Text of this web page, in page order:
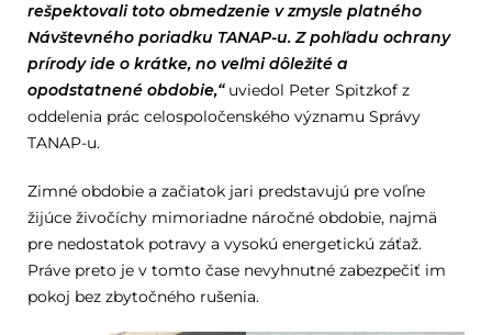
rešpektovali toto obmedzenie v zmysle platného
Návštevného poriadku TANAP-u. Z pohľadu ochrany
prírody ide o krátke, no veľmi dôležité a
opodstatnené obdobie,“uviedol Peter Spitzkof z
oddelenia prác celospoločenského významu Správy
TANAP-u.
Zimné obdobie a začiatok jari predstavujú pre voľne
žijúce živočíchy mimoriadne náročné obdobie, najmä
pre nedostatok potravy a vysokú energetickú záťaž.
Práve preto je v tomto čase nevyhnutné zabezpečiť im
pokoj bez zbytočného rušenia.